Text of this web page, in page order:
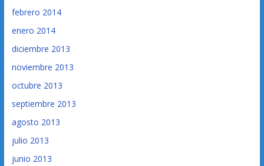
febrero 2014
enero 2014
diciembre 2013
noviembre 2013
octubre 2013
septiembre 2013
agosto 2013
julio 2013
junio 2013